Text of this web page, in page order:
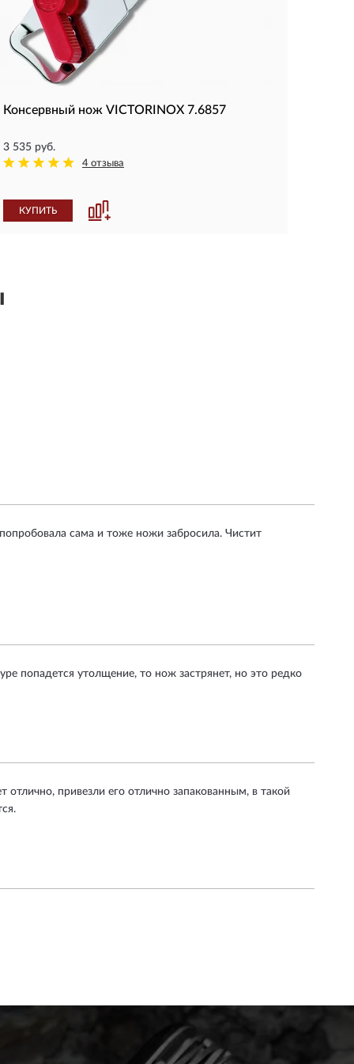
Консервный нож VICTORINOX 7.6857
3 535 руб.
4 отзыва
КУПИТЬ
сама и тоже ножи забросила. Чистит
попадется утолщение, то нож застрянет, но это редко
привезли его отлично запакованным, в такой